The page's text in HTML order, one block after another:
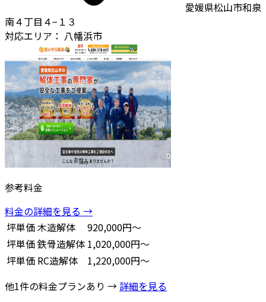
愛媛県松山市和泉
南４丁目４−１３
対応エリア： 八幡浜市
参考料金
料金の詳細を見る →
坪単価木造解体
920,000円～
坪単価鉄骨造解体 1,020,000円～
坪単価 RC造解体
1,220,000円～
他1件の料金プランあり → 詳細を見る